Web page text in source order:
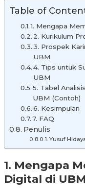
Table of
1. Mengapa
2. Kurikulum
3. Prospek
UBM
4. Tips untuk
UBM
5. Tabel
UBM (Contoh)
6. Kesimpulan
7. FAQ
Penulis
Yusuf
1. Mengapa
Digital di